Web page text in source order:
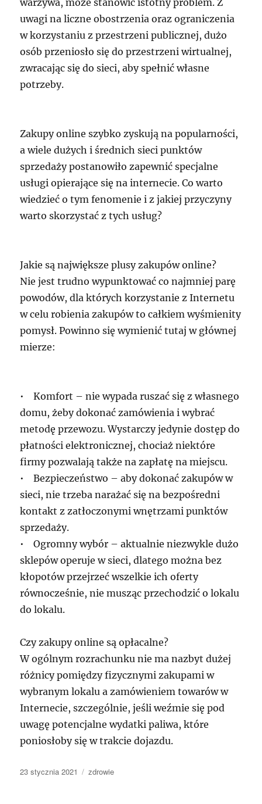
uwagi na liczne obostrzenia oraz ograniczenia
w korzystaniu z przestrzeni publicznej, dużo
osób przeniosło się do przestrzeni wirtualnej,
zwracając się do sieci, aby spełnić własne
potrzeby.
Zakupy online szybko zyskują na popularności,
a wiele dużych i średnich sieci punktów
sprzedaży postanowiło zapewnić specjalne
usługi opierające się na internecie. Co warto
wiedzieć o tym fenomenie i z jakiej przyczyny
warto skorzystać z tych usług?
Jakie są największe plusy zakupów online?
Nie jest trudno wypunktować co najmniej parę
powodów, dla których korzystanie z Internetu
w celu robienia zakupów to całkiem wyśmienity
pomysł. Powinno się wymienić tutaj w głównej
mierze:
• Komfort – nie wypada ruszać się z własnego
domu, żeby dokonać zamówienia i wybrać
metodę przewozu. Wystarczy jedynie dostęp do
płatności elektronicznej, chociaż niektóre
firmy pozwalają także na zapłatę na miejscu.
• Bezpieczeństwo – aby dokonać zakupów w
sieci, nie trzeba narażać się na bezpośredni
kontakt z zatłoczonymi wnętrzami punktów
sprzedaży.
• Ogromny wybór – aktualnie niezwykle dużo
sklepów operuje w sieci, dlatego można bez
kłopotów przejrzeć wszelkie ich oferty
równocześnie, nie musząc przechodzić o lokalu
do lokalu.
Czy zakupy online są opłacalne?
W ogólnym rozrachunku nie ma nazbyt dużej
różnicy pomiędzy fizycznymi zakupami w
wybranym lokalu a zamówieniem towarów w
Internecie, szczególnie, jeśli weźmie się pod
uwagę potencjalne wydatki paliwa, które
poniosłoby się w trakcie dojazdu.
Data
23 stycznia 2021 Kategorie
zdrowie